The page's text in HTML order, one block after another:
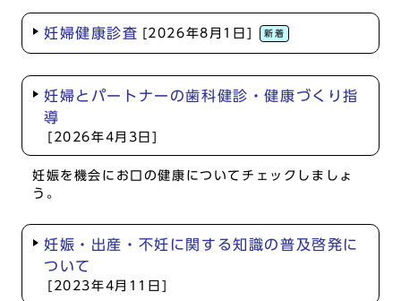
妊婦健康診査 [2026年8月1日] 新着
妊婦とパートナーの歯科健診・健康づくり指
導
[2026年4月3日]
妊娠を機会にお口の健康についてチェックしましょ
う。
妊娠・出産・不妊に関する知識の普及啓発に
ついて
[2023年4月11日]